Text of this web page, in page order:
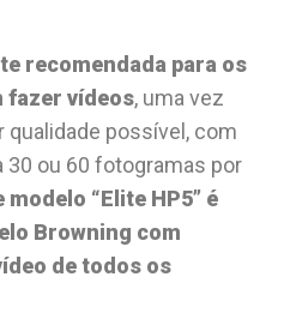
recomendada para os
fazer vídeos, uma vez
possível, com
30 ou 60 fotogramas por
modelo “Elite HP5” é
Browning com
de todos os